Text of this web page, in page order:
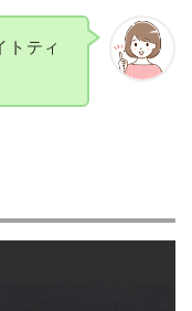
トティ